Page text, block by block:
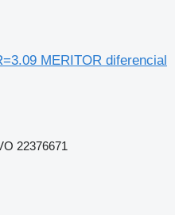
MERITOR diferencial
22376671